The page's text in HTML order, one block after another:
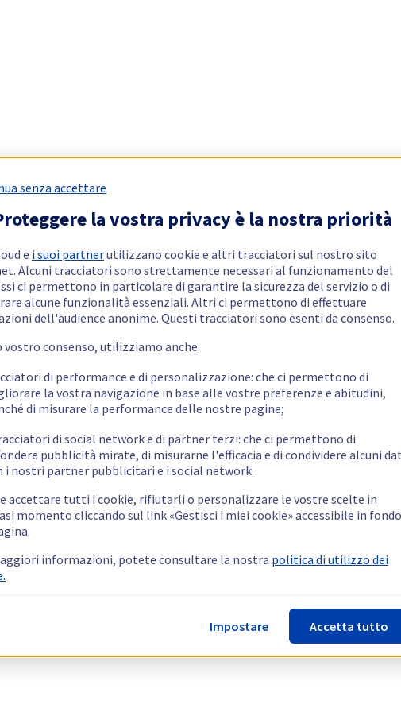
senza accettare
la vostra privacy è la nostra priorità
e i suoi partnerutilizzano cookie e altri tracciatori sul nostro sito
Alcuni tracciatori sono strettamente necessari al funzionamento del
ci permettono in particolare di garantire la sicurezza del servizio o di
alcune funzionalità essenziali. Altri ci permettono di effettuare
dell'audience anonime. Questi tracciatori sono esenti da consenso.
vostro consenso, utilizziamo anche:
di performance e di personalizzazione: che ci permettono di
la vostra navigazione in base alle vostre preferenze e abitudini,
di misurare la performance delle nostre pagine;
di social network e di partner terzi: che ci permettono di
pubblicità mirate, di misurarne l'efficacia e di condividere alcuni
i nostri partner pubblicitari e i social network.
accettare tutti i cookie, rifiutarli o personalizzare le vostre scelte in
momento cliccando sul link «Gestisci i miei cookie» accessibile in fondo
informazioni, potete consultare la nostra politica di utilizzo dei
Impostare Accetta tutto